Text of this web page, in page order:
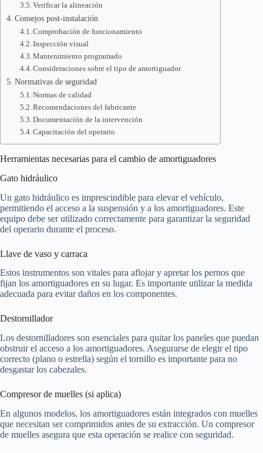
Verificar la alineación
Consejos post-instalación
Comprobación de funcionamiento
Inspección visual
Mantenimiento programado
Consideraciones sobre el tipo de amortiguador
Normativas de seguridad
Normas de calidad
Recomendaciones del fabricante
Documentación de la intervención
Capacitación del operario
Herramientas necesarias para el cambio de amortiguadores
Gato hidráulico
Un gato hidráulico es imprescindible para elevar el vehículo,
permitiendo el acceso a la suspensión y a los amortiguadores. Este
equipo debe ser utilizado correctamente para garantizar la seguridad
del operario durante el proceso.
Llave de vaso y carraca
Estos instrumentos son vitales para aflojar y apretar los pernos que
fijan los amortiguadores en su lugar. Es importante utilizar la medida
adecuada para evitar daños en los componentes.
Destornillador
Los destornilladores son esenciales para quitar los paneles que puedan
obstruir el acceso a los amortiguadores. Asegurarse de elegir el tipo
correcto (plano o estrella) según el tornillo es importante para no
desgastar los cabezales.
Compresor de muelles (si aplica)
En algunos modelos, los amortiguadores están integrados con muelles
que necesitan ser comprimidos antes de su extracción. Un compresor
de muelles asegura que esta operación se realice con seguridad.